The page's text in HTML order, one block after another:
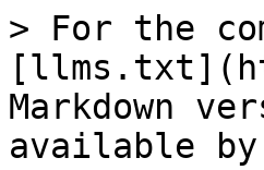
> For the
Markdown
available